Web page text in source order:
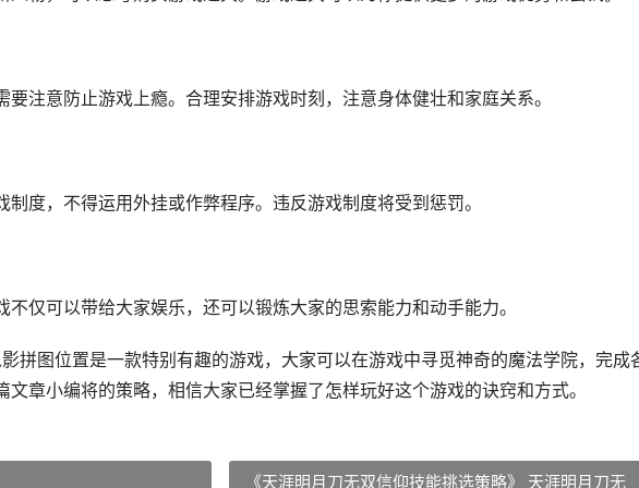
要注意防止游戏上瘾。合理安排游戏时刻，注意身体健壮和家庭关系。
度，不得运用外挂或作弊程序。违反游戏制度将受到惩罚。
仅可以带给大家娱乐，还可以锻炼大家的思索能力和动手能力。
拼图位置是一款特别有趣的游戏，大家可以在游戏中寻觅神奇的魔法学院，完成
章小编将的策略，相信大家已经掌握了怎样玩好这个游戏的诀窍和方式。
《天涯明月刀无双信仰技能挑选策略》 天涯明月刀无